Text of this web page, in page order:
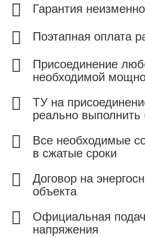
Гарантия
Поэтапная оплата
Присоединение
необходимой
ТУ на
реально
Все необходимые
в сжатые сроки
Договор на
объекта
Официальная
напряжения